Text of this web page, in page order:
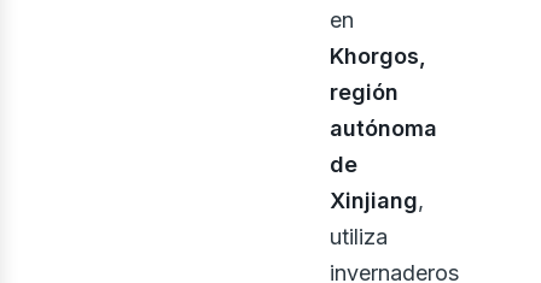
en
Khorgos,
región
autónoma
de
Xinjiang,
utiliza
invernaderos